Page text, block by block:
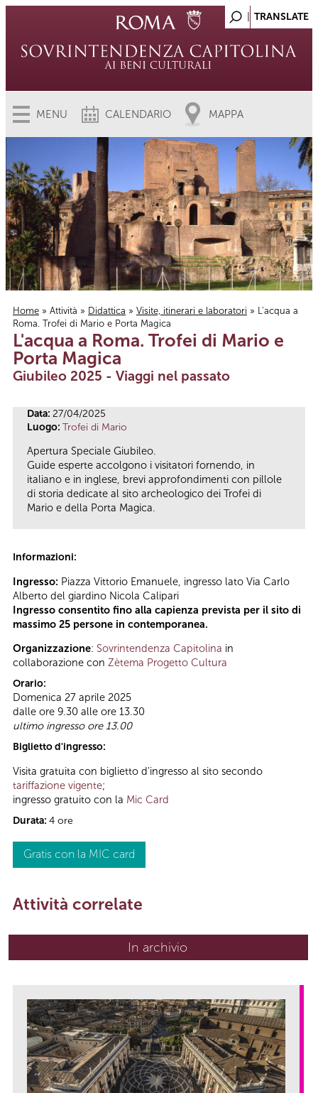
MENU CALENDARIO MAPPA
Tu sei qui
Home » Attività » Didattica » Visite, itinerari e laboratori » L'acqua a
Roma. Trofei di Mario e Porta Magica
L'acqua a Roma. Trofei di Mario e
Porta Magica
Giubileo 2025 - Viaggi nel passato
Data: 27/04/2025
Luogo: Trofei di Mario
Apertura Speciale Giubileo.
Guide esperte accolgono i visitatori fornendo, in
italiano e in inglese, brevi approfondimenti con pillole
di storia dedicate al sito archeologico dei Trofei di
Mario e della Porta Magica.
Informazioni:
Ingresso: Piazza Vittorio Emanuele, ingresso lato Via Carlo
Alberto del giardino Nicola Calipari
Ingresso consentito fino alla capienza prevista per il sito di
massimo 25 persone in contemporanea.
Organizzazione: Sovrintendenza Capitolina in
collaborazione con Zètema Progetto Cultura
Orario:
Domenica 27 aprile 2025
dalle ore 9.30 alle ore 13.30
ultimo ingresso ore 13.00
Biglietto d'ingresso:
Visita gratuita con biglietto d'ingresso al sito secondo
tariffazione vigente;
ingresso gratuito con la Mic Card
Durata: 4 ore
Gratis con la MIC card
Attività correlate
In archivio